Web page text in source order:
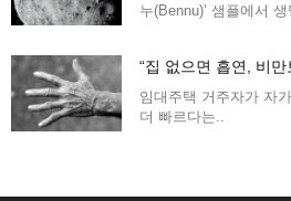
누(Bennu)’ 샘플에서
“집 없으면 흡연, 비
임대주택 거주자가 자
더 빠르다는..